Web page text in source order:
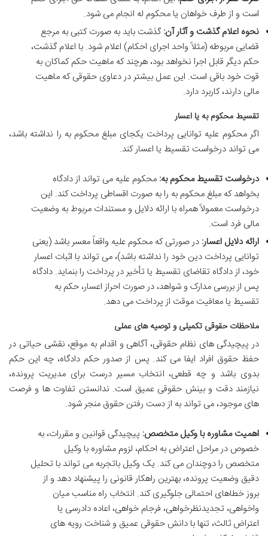
است و از طرف خواهان یا محکوم له انجام می شود.
نحوه اعلام گذشت و آثار آن:گذشت باید به صورت کتبی به مرجع
قضایی مربوطه (مثلاً واحد اجرای احکام) اعلام شود. با اعلام گذشت،
حکم دیگر قابل اجرا نخواهد بود، هرچند که ماهیت حکم کماکان به
قوت خود باقی است. این عمل بیشتر در دعاوی حقوقی که ماهیت
مالی دارند، کاربرد دارد.
تقسیط محکوم به یا اعسار
اگر محکوم علیه توانایی پرداخت یکجای مبلغ محکوم به را نداشته باشد،
می تواند درخواست تقسیط یا اعسار کند.
درخواست تقسیط محکوم به: محکوم علیه می تواند از دادگاه
بخواهد که مبلغ محکوم به را به صورت اقساطی پرداخت کند. این
درخواست معمولاً همراه با ارائه دلایل و مستندات مربوط به وضعیت
مالی فرد است.
ارائه دلایل اعسار: در صورتی که محکوم علیه واقعاً معسر باشد (یعنی
توانایی پرداخت دین خود را نداشته باشد)، می تواند با اثبات اعسار
خود، از دادگاه تقاضای تقسیط یا تأخیر در پرداخت را بنماید. دادگاه
پس از بررسی مدارک و شواهد، در صورت احراز اعسار، حکم به
تقسیط یا معافیت موقت از پرداخت می دهد.
ملاحظات حقوقی تکمیلی و توصیه های عملی
در پیچیدگی های نظام حقوقی، آگاهی و اقدام به موقع، نقشی حیاتی در
حفظ حقوق افراد ایفا می کند. پس از صدور حکم دادگاه، چه این حکم
بدوی باشد و چه قطعی، انتخاب مسیر درست برای مدیریت پرونده،
نیازمند دقت و بینش حقوقی عمیق است. ندانستن تفاوت ها و فرصت
های موجود، می تواند به از دست رفتن حقوق منجر شود.
اهمیت مشاوره با وکیل متخصص: پیچیدگی قوانین و مقررات، به
خصوص در مراحل اعتراض به احکام، لزوم مشاوره با وکیل
متخصص را دوچندان می کند. یک وکیل باتجربه می تواند با تحلیل
دقیق وضعیت پرونده، بهترین راهکار قانونی را پیشنهاد دهد و از
بروز خطاهای احتمالی جلوگیری کند. انتخاب راه مناسب میان
واخواهی، تجدیدنظرخواهی، فرجام خواهی، اعاده دادرسی یا
اعتراض ثالث، تنها با دانش حقوقی عمیق و شناخت رویه های